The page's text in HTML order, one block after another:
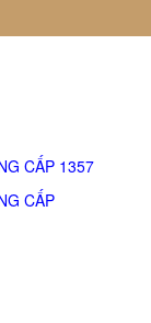
CẤP 1357
CẤP